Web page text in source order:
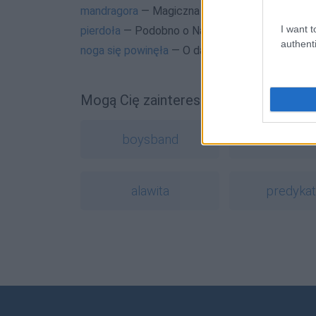
I want
mandragora — Magiczna mandragora
pierdoła — Podobno o Najjaśniejszym Panu...
noga się powinęła — O dawnych znaczeniach
Mogą Cię zainteresować również hasła
boysband
alawita